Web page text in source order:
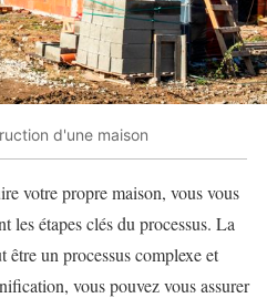
d'une maison
votre propre maison, vous vous
les étapes clés du processus. La
être un processus complexe et
vous pouvez vous assurer